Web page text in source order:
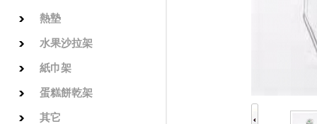
熱墊
水果沙拉架
紙巾架
蛋糕餅乾架
其它